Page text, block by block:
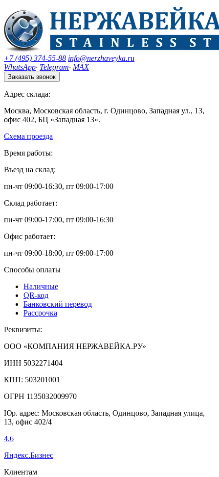
+7 (495) 374-55-88 info@nerzhaveyka.ru
WhatsApp· Telegram· MAX
Заказать звонок
Адрес склада:
Москва, Московская область, г. Одинцово, Западная ул., 13,
офис 402, БЦ «Западная 13».
Схема проезда
Время работы:
Въезд на склад:
пн-чт 09:00-16:30, пт 09:00-17:00
Склад работает:
пн-чт 09:00-17:00, пт 09:00-16:30
Офис работает:
пн-чт 09:00-18:00, пт 09:00-17:00
Способы оплаты
Наличные
QR-код
Банковский перевод
Рассрочка
Реквизиты:
ООО «КОМПАНИЯ НЕРЖАВЕЙКА.РУ»
ИНН 5032271404
КПП: 503201001
ОГРН 1135032009970
Юр. адрес: Московская область, Одинцово, Западная улица,
13, офис 402/4
4.6
Яндекс.Бизнес
Клиентам